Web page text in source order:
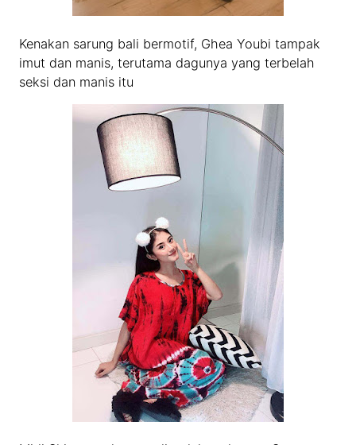
Kenakan sarung bali bermotif, Ghea Youbi tampak
imut dan manis, terutama dagunya yang terbelah
seksi dan manis itu